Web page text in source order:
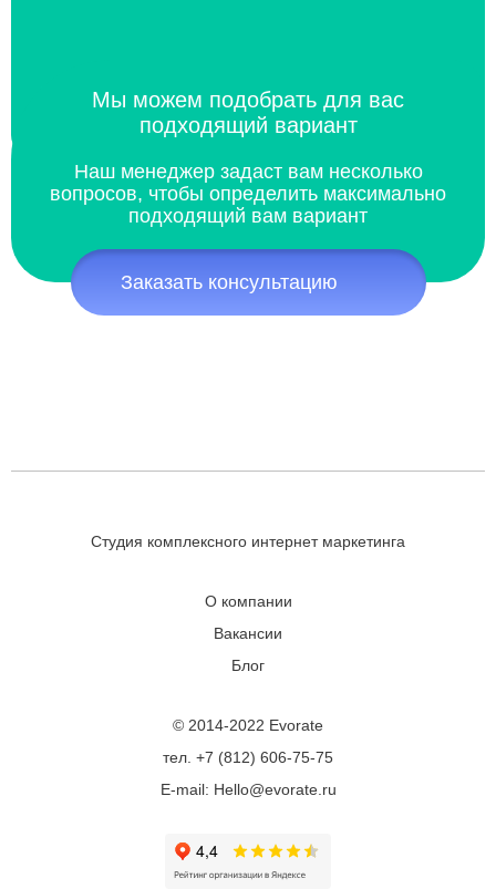
Мы можем подобрать для вас
подходящий вариант
Наш менеджер задаст вам несколько
вопросов, чтобы определить максимально
подходящий вам вариант
Заказать консультацию
Студия комплексного интернет маркетинга
О компании
Вакансии
Блог
© 2014-2022 Evorate
тел. +7 (812) 606-75-75
E-mail: Hello@evorate.ru